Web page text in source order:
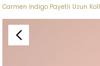
Carmen İndigo Payetli Uzun